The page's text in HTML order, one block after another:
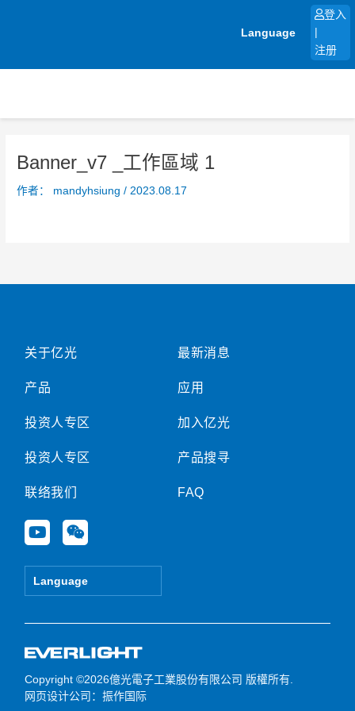
Language
登入
注册
Banner_v7 _工作區域 1
作者： mandyhsiung/ 2023.08.17
关于亿光
产品
投资人专区
投资人专区
联络我们
Y
o
u
e
W
e
i
Language
最新消息
应用
加入亿光
产品搜寻
FAQ
Copyright ©2026億光電子工業股份有限公司 版權所有.
网页设计公司 ：振作国际